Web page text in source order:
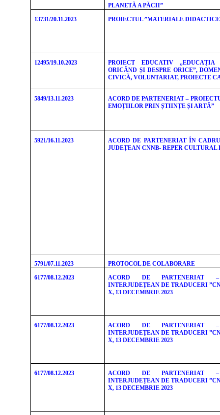
PLANETĂ A PĂCII”
13731/20.11.2023
PROIECTUL ”MATERIALE
12495/19.10.2023
PROIECT EDUCATIV „EDUCAȚIA
ORICÂND ȘI DESPRE ORICE”,
CIVICĂ, VOLUNTARIAT, PROIECTE
5849/13.11.2023
ACORD DE PARTENERIAT –
EMOȚIILOR PRIN ȘTIINȚE ȘI ARTĂ”
5921/16.11.2023
ACORD DE PARTENERIAT ÎN
JUDEȚEAN CNNB- REPER CULTURAL
5791/07.11.2023
PROTOCOL DE COLABORARE
6177/08.12.2023
ACORD DE PARTENERIAT –
INTERJUDEȚEAN DE TRADUCERI
X, 13 DECEMBRIE 2023
6177/08.12.2023
ACORD DE PARTENERIAT –
INTERJUDEȚEAN DE TRADUCERI
X, 13 DECEMBRIE 2023
6177/08.12.2023
ACORD DE PARTENERIAT –
INTERJUDEȚEAN DE TRADUCERI
X, 13 DECEMBRIE 2023